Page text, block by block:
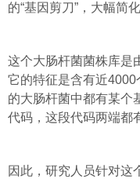
的“基因剪刀”，大幅简
这个大肠杆菌菌株库是
它的特征是含有近
的大肠杆菌中都有某个
代码，这段代码两端都
因此，研究人员针对这